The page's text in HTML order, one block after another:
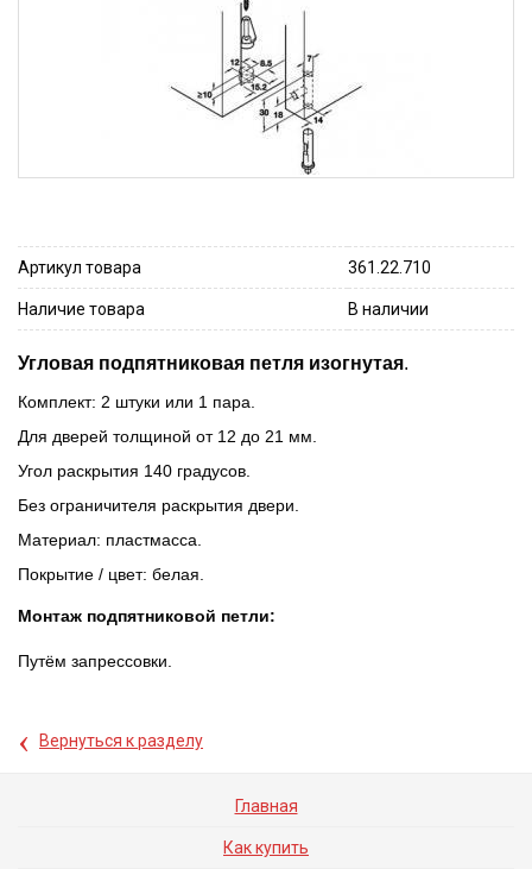
Артикул товара 361.22.710
Наличие товара В наличии
Угловая подпятниковая петля изогнутая.
Комплект: 2 штуки или 1 пара.
Для дверей толщиной от 12 до 21 мм.
Угол раскрытия 140 градусов.
Без ограничителя раскрытия двери.
Материал: пластмасса.
Покрытие / цвет: белая.
Монтаж подпятниковой петли:
Путём запрессовки.
‹ Вернуться к разделу
Главная
Как купить